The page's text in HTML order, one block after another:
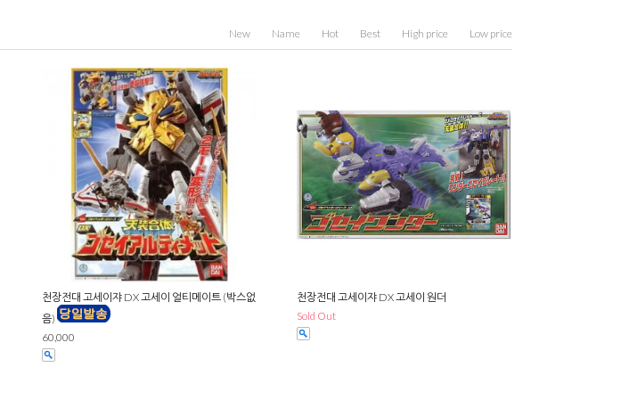
New Name Hot Best High price Low price
천장전대 고세이쟈 DX 고세이 얼티메이트 (박스없
음)
60,000
천장전대 고세이쟈 DX 고세이 원더
Sold Out